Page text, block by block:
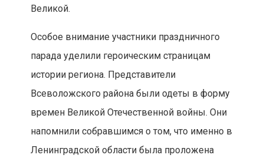
Великой.
Особое внимание участники праздничного
парада уделили героическим страницам
истории региона. Представители
Всеволожского района были одеты в форму
времен Великой Отечественной войны. Они
напомнили собравшимся о том, что именно в
Ленинградской области была проложена